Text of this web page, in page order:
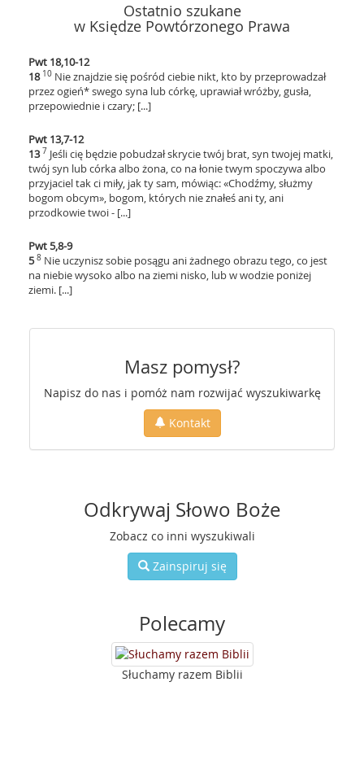
Ostatnio szukane
w Księdze Powtórzonego Prawa
Pwt 18,10-12
18 10 Nie znajdzie się pośród ciebie nikt, kto by przeprowadzał
przez ogień* swego syna lub córkę, uprawiał wróżby, gusła,
przepowiednie i czary; [...]
Pwt 13,7-12
13 7 Jeśli cię będzie pobudzał skrycie twój brat, syn twojej matki,
twój syn lub córka albo żona, co na łonie twym spoczywa albo
przyjaciel tak ci miły, jak ty sam, mówiąc: «Chodźmy, służmy
bogom obcym», bogom, których nie znałeś ani ty, ani
przodkowie twoi - [...]
Pwt 5,8-9
5 8 Nie uczynisz sobie posągu ani żadnego obrazu tego, co jest
na niebie wysoko albo na ziemi nisko, lub w wodzie poniżej
ziemi. [...]
Masz pomysł?
Napisz do nas i pomóż nam rozwijać wyszukiwarkę
Kontakt
Odkrywaj Słowo Boże
Zobacz co inni wyszukiwali
Zainspiruj się
Polecamy
Słuchamy razem Biblii